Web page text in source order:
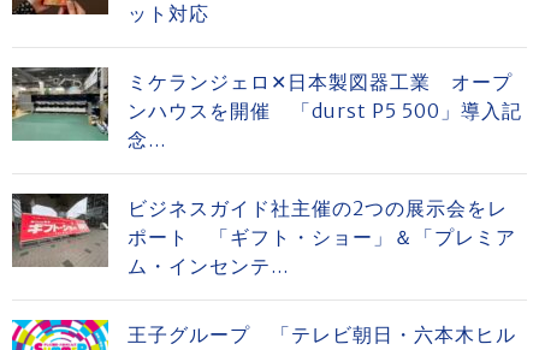
ット対応
ミケランジェロ✕日本製図器工業 オープ
ンハウスを開催 「durst P5 500」導入記
念...
ビジネスガイド社主催の2つの展示会をレ
ポート 「ギフト・ショー」＆「プレミア
ム・インセンテ...
王子グループ 「テレビ朝日・六本木ヒル